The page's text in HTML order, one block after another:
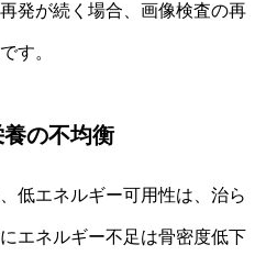
発が続く場合、画像検査の再
す。
の不均衡
低エネルギー可用性は、治ら
エネルギー不足は骨密度低下